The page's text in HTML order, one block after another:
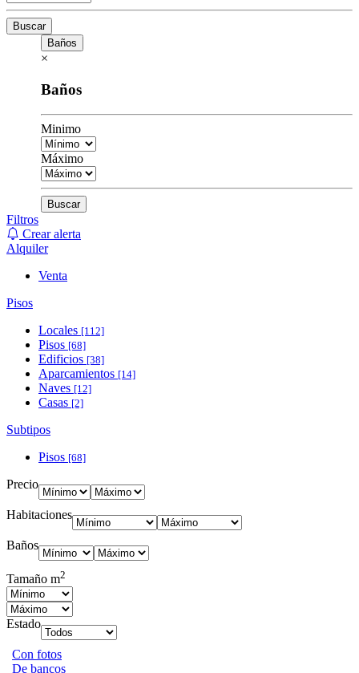
Buscar
Baños
×
Baños
Minimo
Máximo
Buscar
Filtros
Crear alerta
Alquiler
Venta
Pisos
Locales [112]
Pisos [68]
Edificios [38]
Aparcamientos [14]
Naves [12]
Casas [2]
Subtipos
Pisos [68]
Precio
Habitaciones
Baños
Tamaño m2
Estado
Con fotos
De bancos